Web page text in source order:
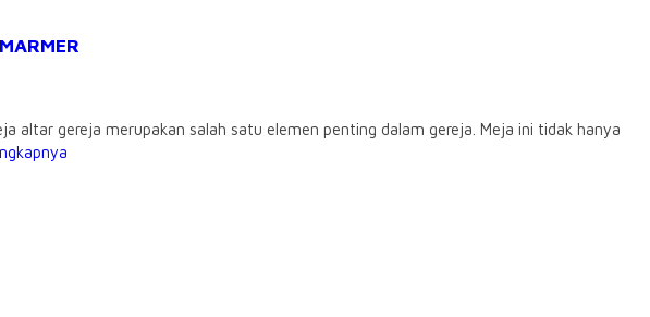
altar gereja merupakan salah satu elemen penting dalam gereja. Meja ini tidak hanya